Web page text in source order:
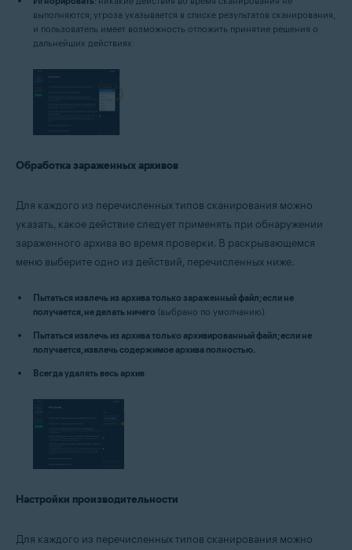
выполняются; угроза указывается в списке результатов сканирования,
и пользователь имеет возможность отложить принятие решения о
дальнейших действиях.
Обработка зараженных архивов
Для каждого из перечисленных типов сканирования можно
указать, какое действие следует применять при обнаружении
зараженного архива во время проверки. В раскрывающемся
меню выберите одно из действий, перечисленных ниже.
Пытаться извлечь из архива только зараженный файл; если не
получается, не делать ничего (выбрано по умолчанию).
Пытаться извлечь из архива только архивированный файл; если не
получается, извлечь содержимое архива полностью.
Всегда удалять весь архив.
Настройки производительности
Для каждого из перечисленных типов сканирования можно